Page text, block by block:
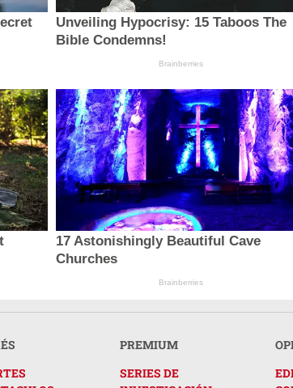
Unveiling Hypocrisy: 15 Taboos The
Bible Condemns!
Brainberries
17 Astonishingly Beautiful Cave
Churches
Brainberries
PREMIUM
SERIES DE